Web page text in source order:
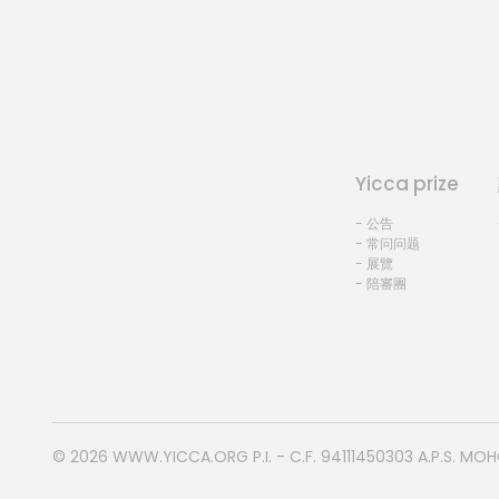
Yicca prize
- 公告
- 常问问题
- 展覽
- 陪審團
© 2026 WWW.YICCA.ORG P.I. - C.F. 94111450303 A.P.S.